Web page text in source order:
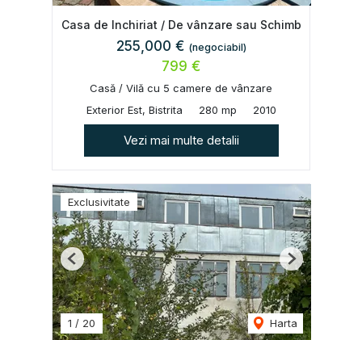
Casa de Inchiriat / De vânzare sau Schimb
255,000 € (negociabil)
799 €
Casă / Vilă cu 5 camere de vânzare
Exterior Est, Bistrita
280 mp 2010
Vezi mai multe detalii
Exclusivitate
1 / 20 Harta
Previous Next